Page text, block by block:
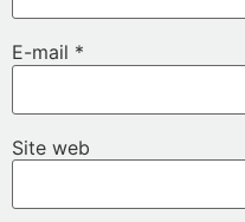
E-mail *
Site web